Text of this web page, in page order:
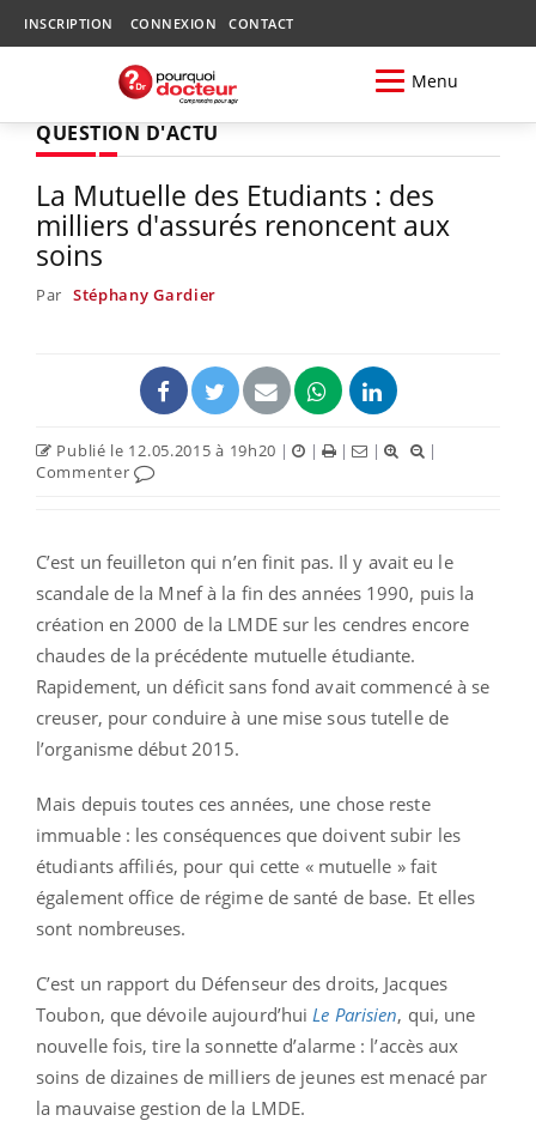
INSCRIPTION CONNEXION CONTACT
Menu
QUESTION D'ACTU
La Mutuelle des Etudiants : des
milliers d'assurés renoncent aux
soins
Par Stéphany Gardier
Publié le 12.05.2015 à 19h20 | | | |
|
Commenter
C’est un feuilleton qui n’en finit pas. Il y avait eu le
scandale de la Mnef à la fin des années 1990, puis la
création en 2000 de la LMDE sur les cendres encore
chaudes de la précédente mutuelle étudiante.
Rapidement, un déficit sans fond avait commencé à se
creuser, pour conduire à une mise sous tutelle de
l’organisme début 2015.
Mais depuis toutes ces années, une chose reste
immuable : les conséquences que doivent subir les
étudiants affiliés, pour qui cette « mutuelle » fait
également office de régime de santé de base. Et elles
sont nombreuses.
C’est un rapport du Défenseur des droits, Jacques
Toubon, que dévoile aujourd’hui Le Parisien, qui, une
nouvelle fois, tire la sonnette d’alarme : l’accès aux
soins de dizaines de milliers de jeunes est menacé par
la mauvaise gestion de la LMDE.